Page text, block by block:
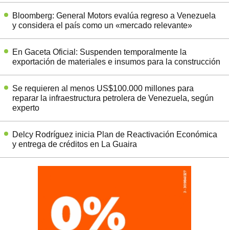
Bloomberg: General Motors evalúa regreso a Venezuela
y considera el país como un «mercado relevante»
En Gaceta Oficial: Suspenden temporalmente la
exportación de materiales e insumos para la construcción
Se requieren al menos US$100.000 millones para
reparar la infraestructura petrolera de Venezuela, según
experto
Delcy Rodríguez inicia Plan de Reactivación Económica
y entrega de créditos en La Guaira